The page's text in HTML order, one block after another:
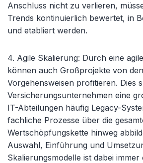
Anschluss nicht zu verlieren,
Trends kontinuierlich bewertet, in
und etabliert werden.
4. Agile Skalierung: Durch eine
können auch Großprojekte von
Vorgehensweisen profitieren. Dies
Versicherungsunternehmen eine
IT-Abteilungen häufig Legacy-
fachliche Prozesse über die
Wertschöpfungskette hinweg
Auswahl, Einführung und
Skalierungsmodelle ist dabei immer